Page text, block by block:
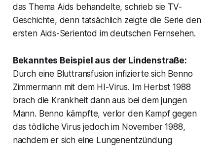
das Thema Aids behandelte, schrieb sie TV-
Geschichte, denn tatsächlich zeigte die Serie den
ersten Aids-Serientod im deutschen Fernsehen.
Bekanntes Beispiel aus der Lindenstraße:
Durch eine Bluttransfusion infizierte sich Benno
Zimmermann mit dem HI-Virus. Im Herbst 1988
brach die Krankheit dann aus bei dem jungen
Mann. Benno kämpfte, verlor den Kampf gegen
das tödliche Virus jedoch im November 1988,
nachdem er sich eine Lungenentzündung